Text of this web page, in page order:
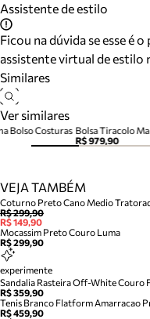
Assistente de estilo
Ficou na dúvida se esse é
assistente virtual de estilo
Similares
Ver similares
R$ 979,90
Bolso Costuras
VEJA TAMBÉM
Coturno Preto Cano Medio
R$ 299,90
R$ 149,90
Mocassim Preto Couro Luma
R$ 299,90
experimente
Sandalia Rasteira Off-White Couro
R$ 359,90
Tenis Branco Flatform Amarracao
R$ 459,90